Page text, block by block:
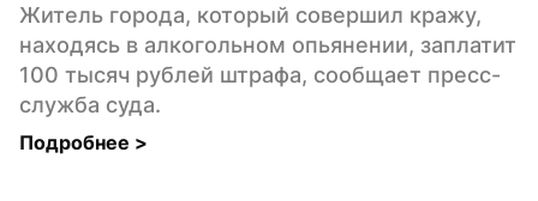
Житель города, который совершил кражу,
находясь в алкогольном опьянении, заплатит
100 тысяч рублей штрафа, сообщает пресс-
служба суда.
Подробнее >